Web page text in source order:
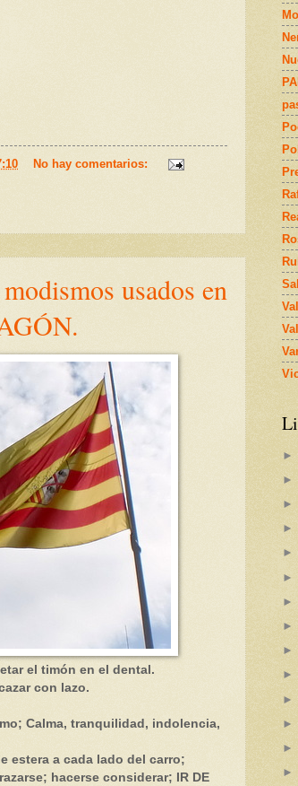
No hay comentarios:
usados en
el timón en el dental.
con lazo.
Calma, tranquilidad, indolencia,
estera a cada lado del carro;
hacerse considerar;
IR DE
►
►
►
►
►
►
►
►
►
►
►
►
►
►